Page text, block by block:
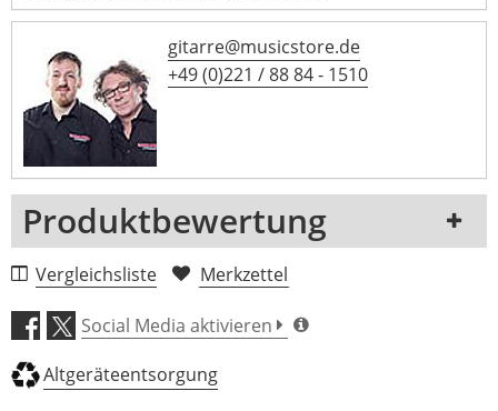
gitarre@musicstore.de
+49 (0)221 / 88 84 - 1510
Produktbewertung
1 Rezension
5 Sterne
4 Sterne
3 Sterne
Vergleichsliste Merkzettel
Social Media aktivieren
Altgeräteentsorgung